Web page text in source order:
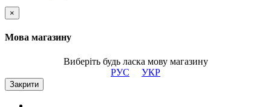
×
Мова магазину
Виберіть будь ласка мову магазину
РУС
УКР
Закрити